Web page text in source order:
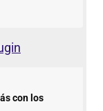
con los